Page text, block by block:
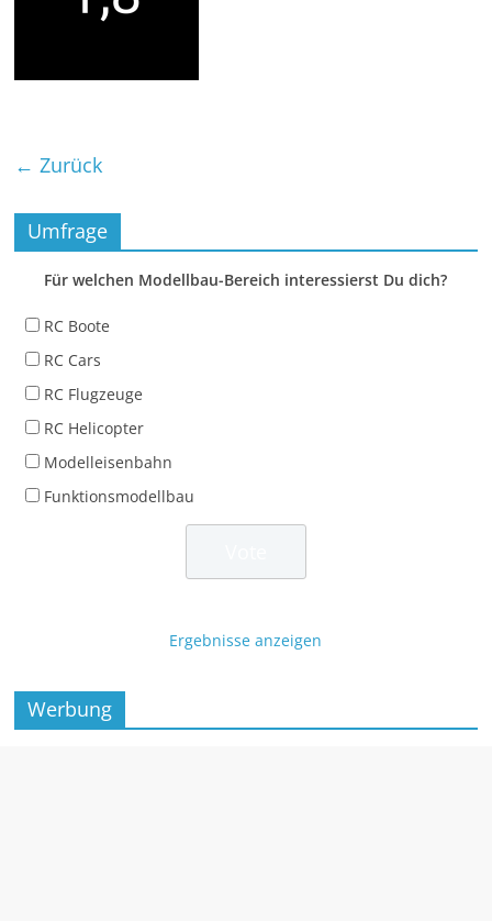
← Zurück
Umfrage
Für welchen Modellbau-Bereich interessierst Du dich?
RC Boote
RC Cars
RC Flugzeuge
RC Helicopter
Modelleisenbahn
Funktionsmodellbau
Ergebnisse anzeigen
Werbung